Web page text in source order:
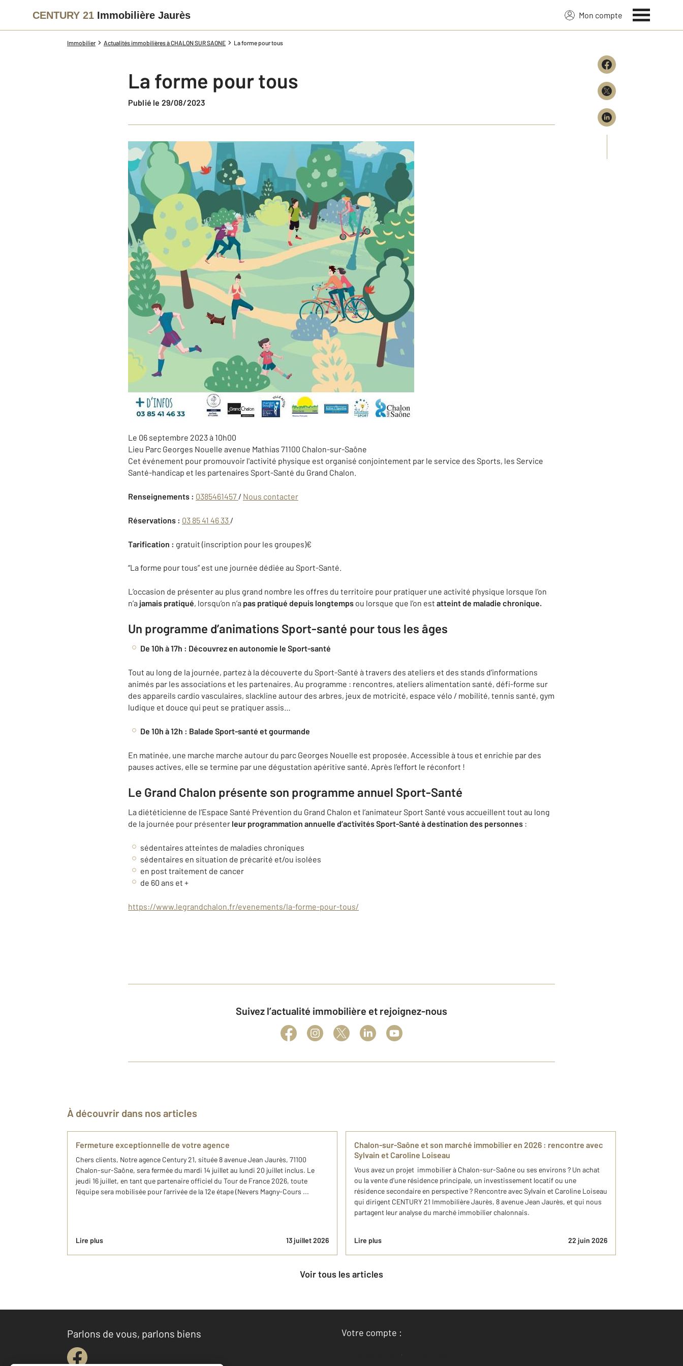
CENTURY 21 Immobilière Jaurès Mon compte
Immobilier Actualités immobilières à CHALON SUR SAONE La forme pour tous
La forme pour tous
Publié le 29/08/2023
Le 06 septembre 2023à 10h00
Lieu Parc Georges Nouelle avenue Mathias 71100 Chalon-sur-Saône
Cet événement pour promouvoir l'activité physique est organisé conjointement par le service des Sports, les Service
Santé-handicap et les partenaires Sport-Santé du Grand Chalon.
Renseignements : 0385461457 / Nous contacter
Réservations : 03 85 41 46 33 /
Tarification : gratuit (inscription pour les groupes)€
“La forme pour tous” est une journée dédiée au Sport-Santé.
L’occasion de présenter au plus grand nombre les offres du territoire pour pratiquer une activité physique lorsque l’on
n’a jamais pratiqué, lorsqu’on n’a pas pratiqué depuis longtemps ou lorsque que l’on est atteint de maladie chronique.
Un programme d’animations Sport-santé pour tous les âges
De 10h à 17h : Découvrez en autonomie le Sport-santé
Tout au long de la journée, partez à la découverte du Sport-Santé à travers des ateliers et des stands d’informations
animés par les associations et les partenaires. Au programme : rencontres, ateliers alimentation santé, défi-forme sur
des appareils cardio vasculaires, slackline autour des arbres, jeux de motricité, espace vélo / mobilité, tennis santé, gym
ludique et douce qui peut se pratiquer assis…
De 10h à 12h : Balade Sport-santé et gourmande
En matinée, une marche marche autour du parc Georges Nouelle est proposée. Accessible à tous et enrichie par des
pauses actives, elle se termine par une dégustation apéritive santé. Après l’effort le réconfort !
Le Grand Chalon présente son programme annuel Sport-Santé
La diététicienne de l’Espace Santé Prévention du Grand Chalon et l’animateur Sport Santé vous accueillent tout au long
de la journée pour présenter leur programmation annuelle d’activités Sport-Santé à destination des personnes :
sédentaires atteintes de maladies chroniques
sédentaires en situation de précarité et/ou isolées
en post traitement de cancer
de 60 ans et +
https://www.legrandchalon.fr/evenements/la-forme-pour-tous/
Suivez l’actualité immobilière et rejoignez-nous
À découvrir dans nos articles
Fermeture exceptionnelle de votre agence
Chers clients, Notre agence Century 21, située 8 avenue Jean Jaurès, 71100
Chalon-sur-Saône, sera fermée du mardi 14 juillet au lundi 20 juillet inclus. Le
jeudi 16 juillet, en tant que partenaire officiel du Tour de France 2026, toute
l’équipe sera mobilisée pour l’arrivée de la 12e étape (Nevers Magny-Cours ...
Lire plus 13 juillet 2026
Chalon-sur-Saône et son marché immobilier en 2026 : rencontre avec
Sylvain et Caroline Loiseau
Vous avez un projet immobilier à Chalon-sur-Saône ou ses environs ? Un achat
ou la vente d’une résidence principale, un investissement locatif ou une
résidence secondaire en perspective ? Rencontre avec Sylvain et Caroline Loiseau
qui dirigent CENTURY 21 Immobilière Jaurès, 8 avenue Jean Jaurès, et qui nous
partagent leur analyse du marché immobilier chalonnais.
Lire plus 22 juin 2026
Voir tous les articles
Parlons de vous, parlons biens
Votre compte :
Accéder à mon compte